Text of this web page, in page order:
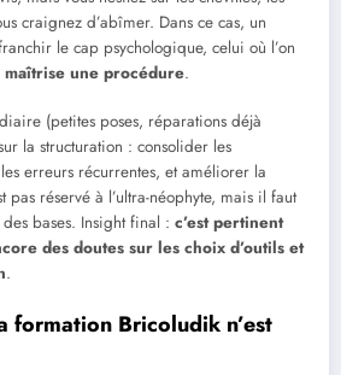
craignez d’abîmer. Dans ce cas, un
le cap psychologique, celui où l’on
maîtrise une procédure.
(petites poses, réparations déjà
la structuration : consolider les
erreurs récurrentes, et améliorer la
pas réservé à l’ultra-néophyte, mais il faut
bases. Insight final : c’est pertinent
des doutes sur les choix d’outils et
.
formation Bricoludik n’est